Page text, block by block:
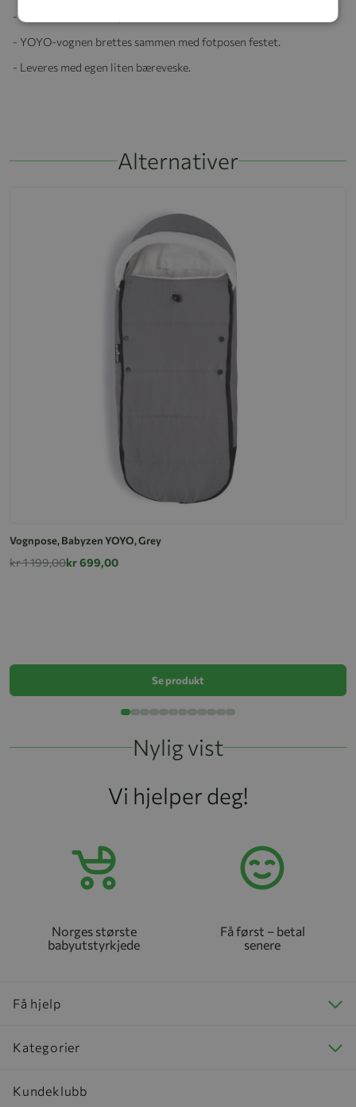
- Kan vaskes i maskin på 30°C.
- YOYO-vognen brettes sammen med fotposen festet.
- Leveres med egen liten bæreveske.
Alternativer
Vognpose, Babyzen YOYO, Grey
kr 1 199,00kr 699,00
Se produkt
Nylig vist
Vi hjelper deg!
Norges største
babyutstyrkjede
Få først – betal
senere
Få hjelp
Kategorier
Kundeklubb